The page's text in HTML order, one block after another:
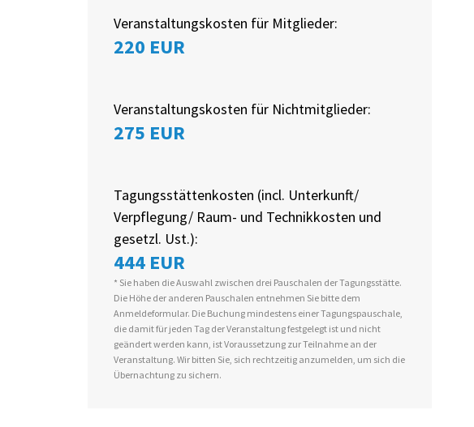
Veranstaltungskosten für Mitglieder:
220 EUR
Veranstaltungskosten für Nichtmitglieder:
275 EUR
Tagungsstättenkosten (incl. Unterkunft/
Verpflegung/ Raum- und Technikkosten und
gesetzl. Ust.):
444 EUR
* Sie haben die Auswahl zwischen drei Pauschalen der Tagungsstätte.
Die Höhe der anderen Pauschalen entnehmen Sie bitte dem
Anmeldeformular. Die Buchung mindestens einer Tagungspauschale,
die damit für jeden Tag der Veranstaltung festgelegt ist und nicht
geändert werden kann, ist Voraussetzung zur Teilnahme an der
Veranstaltung. Wir bitten Sie, sich rechtzeitig anzumelden, um sich die
Übernachtung zu sichern.